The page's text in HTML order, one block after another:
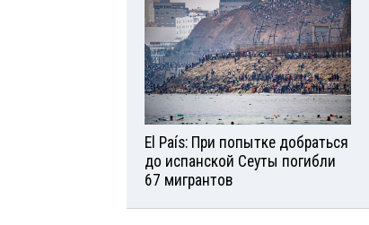
El País: При попытке добраться
до испанской Сеуты погибли
67 мигрантов